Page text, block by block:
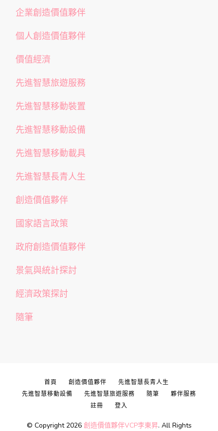
企業創造價值夥伴
個人創造價值夥伴
價值經濟
先進智慧旅遊服務
先進智慧移動裝置
先進智慧移動設備
先進智慧移動載具
先進智慧長青人生
創造價值夥伴
國家語言政策
政府創造價值夥伴
景氣與統計探討
經濟政策探討
隨筆
© Copyright 2026 創造價值夥伴VCP李東昇. All Rights
首頁 創造價值夥伴
先進智慧長青人生
先進智慧移動設備
先進智慧旅遊服務 隨筆
夥伴服務
註冊
登入